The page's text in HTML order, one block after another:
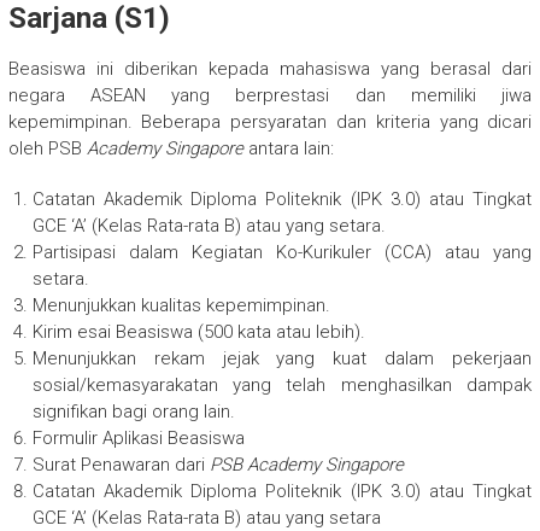
Sarjana (S1)
Beasiswa ini diberikan kepada mahasiswa yang berasal dari
negara ASEAN yang berprestasi dan memiliki jiwa
kepemimpinan. Beberapa persyaratan dan kriteria yang dicari
oleh PSB Academy Singapore antara lain:
Catatan Akademik Diploma Politeknik (IPK 3.0) atau Tingkat
GCE ‘A’ (Kelas Rata-rata B) atau yang setara.
Partisipasi dalam Kegiatan Ko-Kurikuler (CCA) atau yang
setara.
Menunjukkan kualitas kepemimpinan.
Kirim esai Beasiswa (500 kata atau lebih).
Menunjukkan rekam jejak yang kuat dalam pekerjaan
sosial/kemasyarakatan yang telah menghasilkan dampak
signifikan bagi orang lain.
Formulir Aplikasi Beasiswa
Surat Penawaran dari PSB Academy Singapore
Catatan Akademik Diploma Politeknik (IPK 3.0) atau Tingkat
GCE ‘A’ (Kelas Rata-rata B) atau yang setara